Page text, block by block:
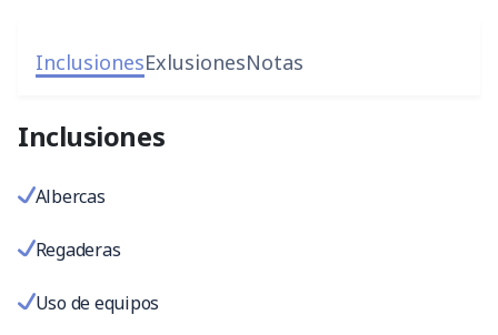
InclusionesExlusionesNotas
Inclusiones
Albercas
Regaderas
Uso de equipos